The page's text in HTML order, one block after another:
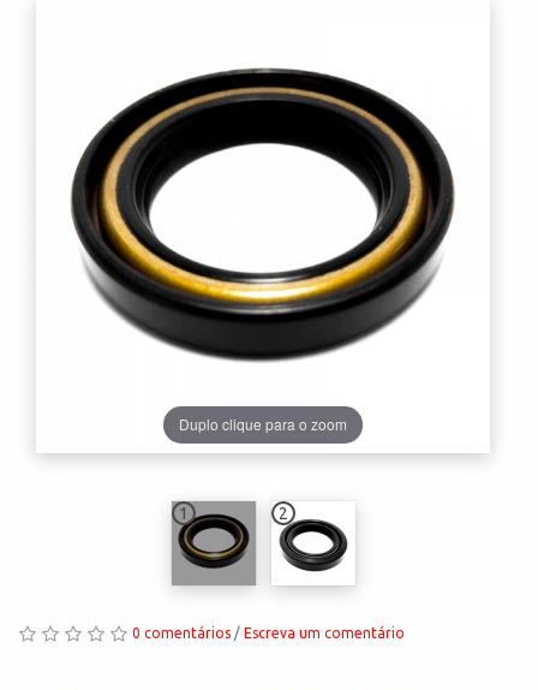
1 2
Duplo clique para o zoom
0 comentários / Escreva um comentário